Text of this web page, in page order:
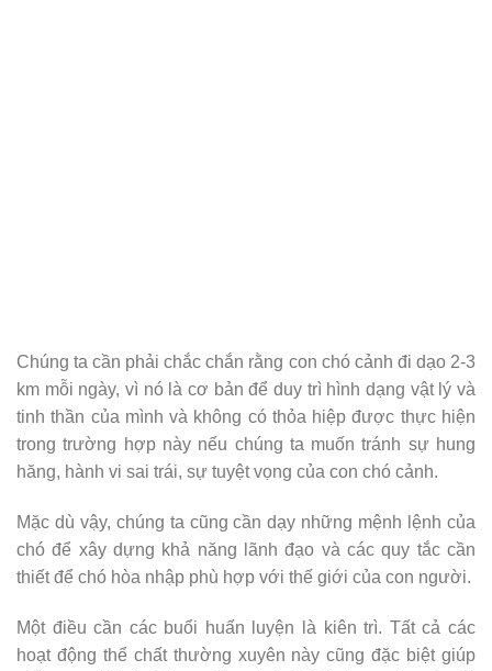
Chúng ta cần phải chắc chắn rằng con chó cảnh đi dạo 2-3
km mỗi ngày, vì nó là cơ bản để duy trì hình dạng vật lý và
tinh thần của mình và không có thỏa hiệp được thực hiện
trong trường hợp này nếu chúng ta muốn tránh sự hung
hăng, hành vi sai trái, sự tuyệt vọng của con chó cảnh.
Mặc dù vậy, chúng ta cũng cần dạy những mệnh lệnh của
chó để xây dựng khả năng lãnh đạo và các quy tắc cần
thiết để chó hòa nhập phù hợp với thế giới của con người.
Một điều cần các buổi huấn luyện là kiên trì. Tất cả các
hoạt động thể chất thường xuyên này cũng đặc biệt giúp